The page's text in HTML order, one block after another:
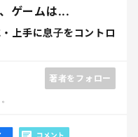
ゲームは...
上手に息子をコントロ
著者をフォロー